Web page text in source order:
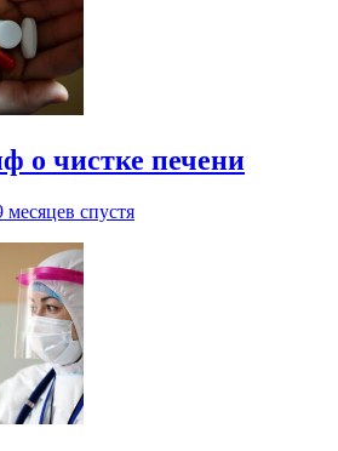
о чистке печени
месяцев спустя